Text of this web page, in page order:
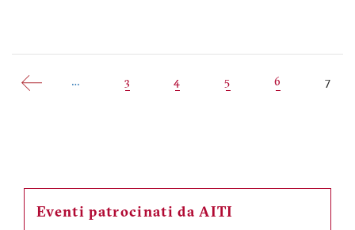
… Pagina
3 Pagina
4 Pagina
5 Pagina
6 7
Eventi patrocinati da AITI